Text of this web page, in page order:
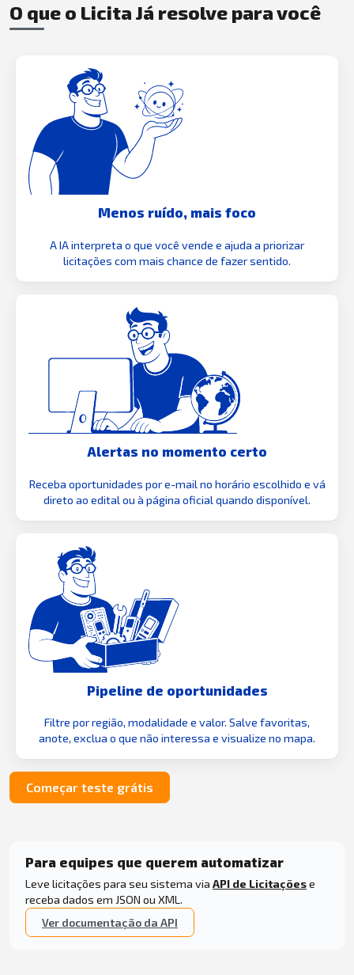
O que o Licita Já resolve para você
Menos ruído, mais foco
A IA interpreta o que você vende e ajuda a priorizar
licitações com mais chance de fazer sentido.
Alertas no momento certo
Receba oportunidades por e-mail no horário escolhido e vá
direto ao edital ou à página oficial quando disponível.
Pipeline de oportunidades
Filtre por região, modalidade e valor. Salve favoritas,
anote, exclua o que não interessa e visualize no mapa.
Começar teste grátis
Para equipes que querem automatizar
Leve licitações para seu sistema via API de Licitaçõese
receba dados em JSON ou XML.
Ver documentação da API